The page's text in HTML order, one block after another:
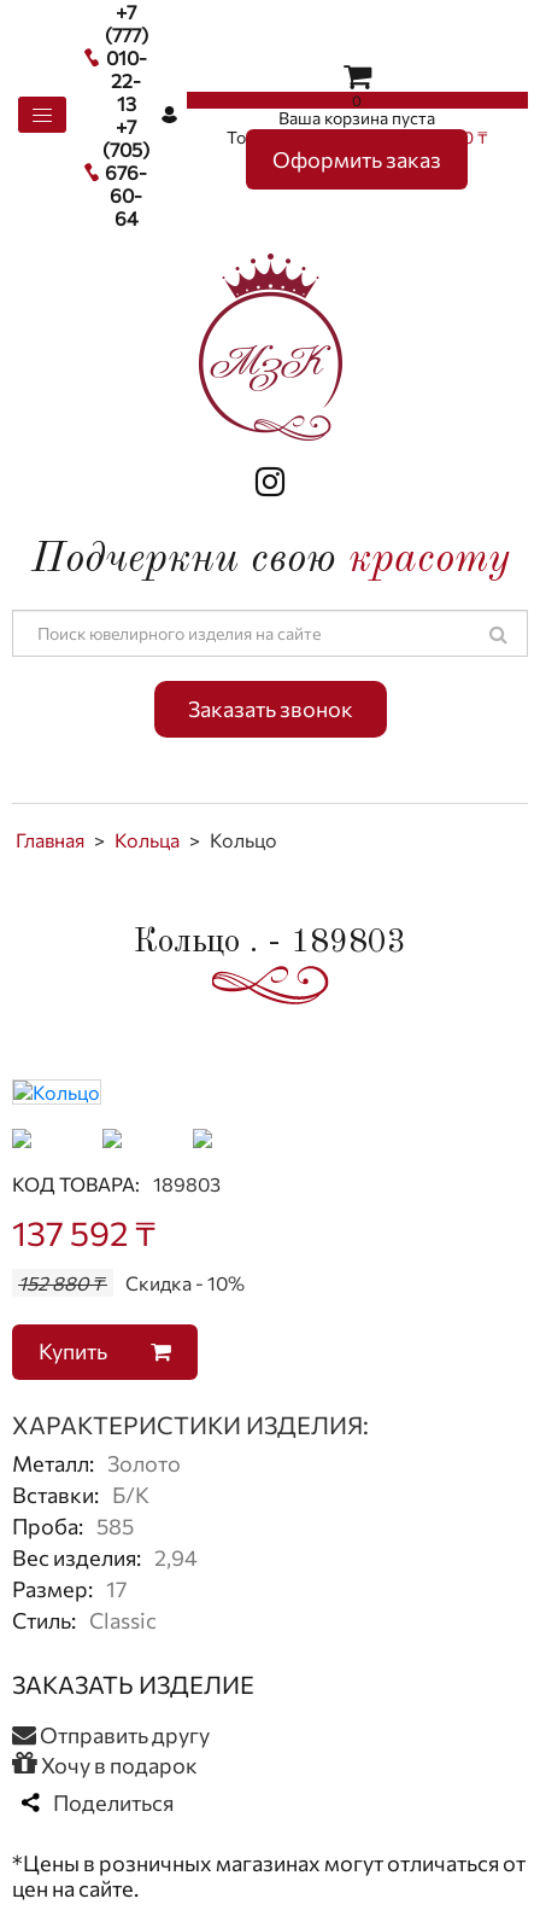
+7
(777)
010-
22-
13
+7
(705)
676-
60-
64
0
Ваша корзина пуста
Товаров в корзине
на сумму0 ₸
Оформить заказ
Подчеркни свою красоту
Заказать звонок
Главная > Кольца > Кольцо
Кольцо . - 189803
КОД ТОВАРА: 189803
137 592 ₸
152 880 ₸ Скидка - 10%
Купить
ХАРАКТЕРИСТИКИ ИЗДЕЛИЯ:
Металл: Золото
Вставки: Б/К
Проба: 585
Вес изделия: 2,94
Размер: 17
Стиль: Classic
ЗАКАЗАТЬ ИЗДЕЛИЕ
Отправить другу
Хочу в подарок
Поделиться
*Цены в розничных магазинах могут отличаться от
цен на сайте.